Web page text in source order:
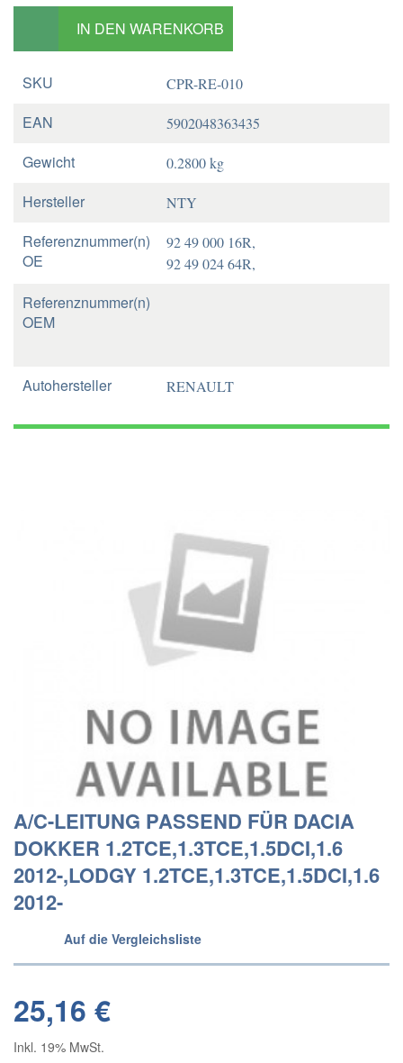
IN DEN WARENKORB
SKU CPR-RE-010
EAN 5902048363435
Gewicht 0.2800 kg
Hersteller NTY
Referenznummer(n)
OE
92 49 000 16R,
92 49 024 64R,
Referenznummer(n)
OEM
Autohersteller RENAULT
A/C-LEITUNG PASSEND FÜR DACIA
DOKKER 1.2TCE,1.3TCE,1.5DCI,1.6
2012-,LODGY 1.2TCE,1.3TCE,1.5DCI,1.6
2012-
Auf die Vergleichsliste
25,16 €
Inkl. 19% MwSt.